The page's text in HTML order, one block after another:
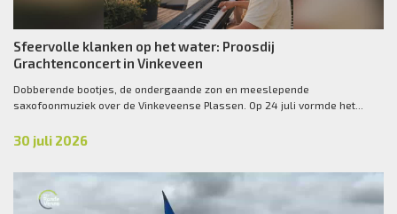
Sfeervolle klanken op het water: Proosdij
Grachtenconcert in Vinkeveen
Dobberende bootjes, de ondergaande zon en meeslepende
saxofoonmuziek over de Vinkeveense Plassen. Op 24 juli vormde het...
30 juli 2026